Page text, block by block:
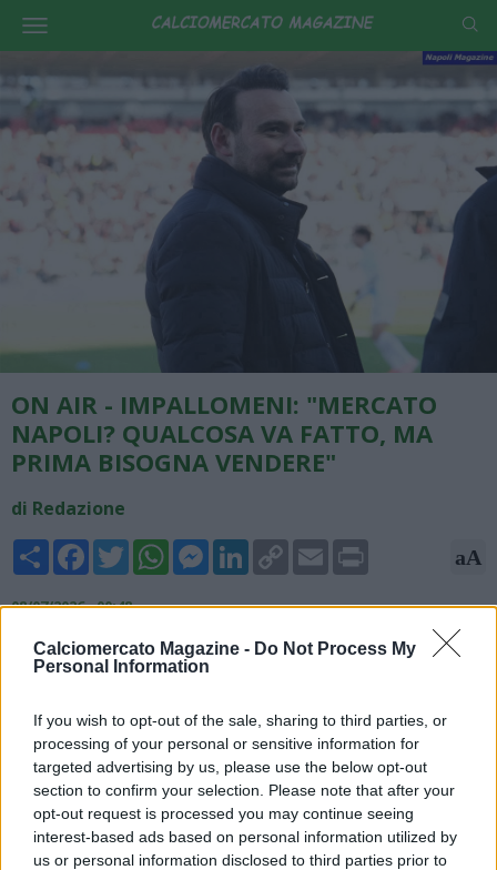
Calciomercato Magazine - Do Not Process My
Personal Information
If you wish to opt-out of the sale, sharing to third parties, or
processing of your personal or sensitive information for
targeted advertising by us, please use the below opt-out
section to confirm your selection. Please note that after your
opt-out request is processed you may continue seeing
interest-based ads based on personal information utilized by
us or personal information disclosed to third parties prior to
ON AIR - IMPALLOMENI: "MERCATO
NAPOLI? QUALCOSA VA FATTO, MA
PRIMA BISOGNA VENDERE"
di Redazione
Share FacebookTwitterWhatsAppMessengerLinkedInCopy
Link
Email aA
08/07/2026 - 00:48
Aurelio De Laurentiis ha affermato che con quarantasette
giocatori non potrà comprare nessuno e che prima sarà
centrocampista, a TuttoMercatoWeb Radio: "Qualcosa
bisognerà fare, ma prima bisogna vendere. Più avanti
eventualmente potrà andare a puntare qualche obiettivo".